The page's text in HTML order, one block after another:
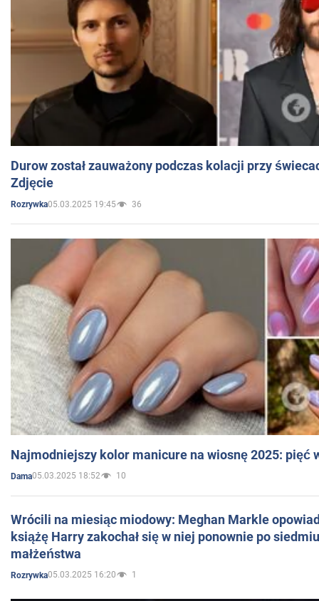
Durow został zauważony podczas kolacji przy
Zdjęcie
Rozrywka05.03.2025 19:45 36
Najmodniejszy kolor manicure na wiosnę 2025: pięć
Dama05.03.2025 18:52 10
Wrócili na miesiąc miodowy: Meghan Markle
książę Harry zakochał się w niej ponownie po
małżeństwa
Rozrywka05.03.2025 16:20 1